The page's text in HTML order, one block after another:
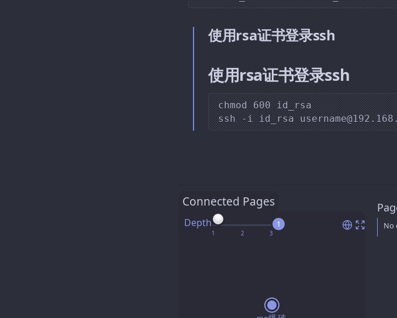
使用rsa证书登录ssh
使用rsa证书登录ssh
chmod 600 id_rsa
Connected Pages
Depth 1 No